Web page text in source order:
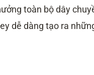
toàn bộ dây
dễ dàng tạo ra